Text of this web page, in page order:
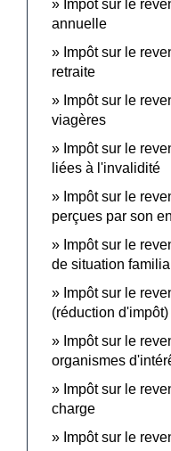
Impôt sur le
annuelle
Impôt sur le
retraite
Impôt sur le
viagères
Impôt sur le
liées à l'invalidité
Impôt sur le
perçues par son
Impôt sur le
de situation
Impôt sur le
(réduction d'impôt)
Impôt sur le
organismes
Impôt sur le
charge
Impôt sur le